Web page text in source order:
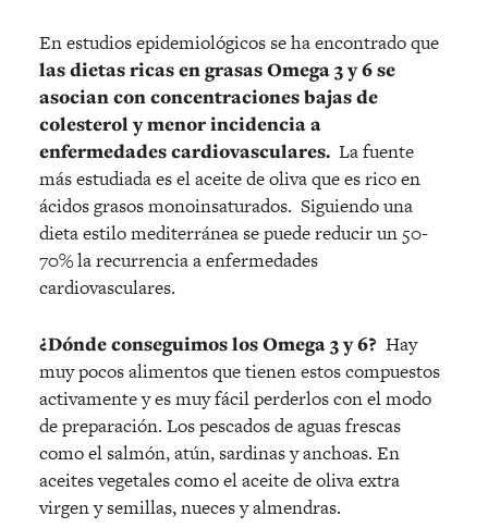
En estudios epidemiológicos se ha encontrado que
las dietas ricas en grasas Omega 3 y 6 se
asocian con concentraciones bajas de
colesterol y menor incidencia a
enfermedades cardiovasculares. La fuente
más estudiada es el aceite de oliva que es rico en
ácidos grasos monoinsaturados. Siguiendo una
dieta estilo mediterránea se puede reducir un 50-
70% la recurrencia a enfermedades
cardiovasculares.
¿Dónde conseguimos los Omega 3 y 6? Hay
muy pocos alimentos que tienen estos compuestos
activamente y es muy fácil perderlos con el modo
de preparación. Los pescados de aguas frescas
como el salmón, atún, sardinas y anchoas. En
aceites vegetales como el aceite de oliva extra
virgen y semillas, nueces y almendras.